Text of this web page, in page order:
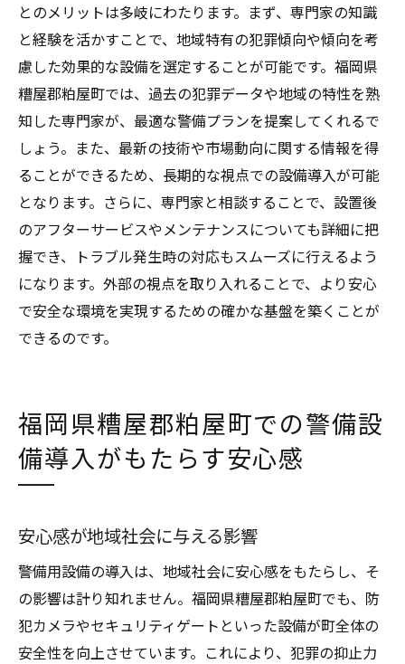
とのメリットは多岐にわたります。まず、専門家の知識
と経験を活かすことで、地域特有の犯罪傾向や傾向を考
慮した効果的な設備を選定することが可能です。福岡県
糟屋郡粕屋町では、過去の犯罪データや地域の特性を熟
知した専門家が、最適な警備プランを提案してくれるで
しょう。また、最新の技術や市場動向に関する情報を得
ることができるため、長期的な視点での設備導入が可能
となります。さらに、専門家と相談することで、設置後
のアフターサービスやメンテナンスについても詳細に把
握でき、トラブル発生時の対応もスムーズに行えるよう
になります。外部の視点を取り入れることで、より安心
で安全な環境を実現するための確かな基盤を築くことが
できるのです。
福岡県糟屋郡粕屋町での警備設
備導入がもたらす安心感
安心感が地域社会に与える影響
警備用設備の導入は、地域社会に安心感をもたらし、そ
の影響は計り知れません。福岡県糟屋郡粕屋町でも、防
犯カメラやセキュリティゲートといった設備が町全体の
安全性を向上させています。これにより、犯罪の抑止力